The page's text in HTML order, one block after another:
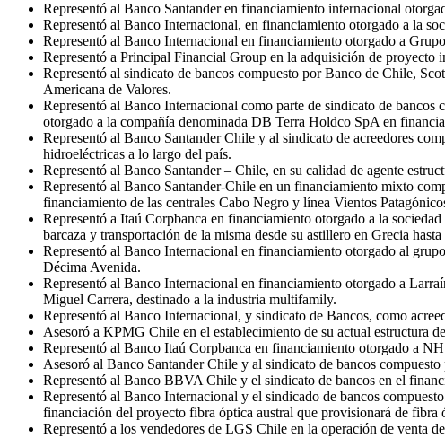
Representó al Banco Santander en financiamiento internacional
Representó al Banco Internacional, en financiamiento otorgado a la
Representó al Banco Internacional en financiamiento otorgado a
Representó a Principal Financial Group en la adquisición de
Representó al sindicato de bancos compuesto por Banco de Chile,
Americana de Valores.
Representó al Banco Internacional como parte de sindicato de
otorgado a la compañía denominada DB Terra Holdco SpA en
Representó al Banco Santander Chile y al sindicato de acreedores
hidroeléctricas a lo largo del país.
Representó al Banco Santander – Chile, en su calidad de agente
Representó al Banco Santander-Chile en un financiamiento mixto
financiamiento de las centrales Cabo Negro y línea Vientos
Representó a Itaú Corpbanca en financiamiento otorgado a la
barcaza y transportación de la misma desde su astillero en Grecia
Representó al Banco Internacional en financiamiento otorgado al
Décima Avenida.
Representó al Banco Internacional en financiamiento otorgado a
Miguel Carrera, destinado a la industria multifamily.
Representó al Banco Internacional, y sindicato de Bancos, como
Asesoró a KPMG Chile en el establecimiento de su actual estructura
Representó al Banco Itaú Corpbanca en financiamiento otorgado a
Asesoró al Banco Santander Chile y al sindicato de bancos
Representó al Banco BBVA Chile y el sindicato de bancos en el
Representó al Banco Internacional y el sindicado de bancos
financiación del proyecto fibra óptica austral que provisionará de fibra
Representó a los vendedores de LGS Chile en la operación de venta